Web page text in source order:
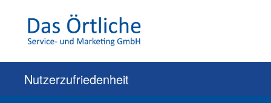
Nutzerzufriedenheit